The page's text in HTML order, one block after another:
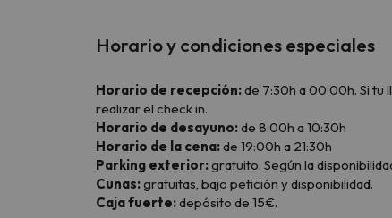
Horario y condiciones especiales
Horario de recepción:de 7:30h a 00:00h. Si tu
realizar el check in.
Horario de desayuno:de 8:00h a 10:30h
Horario de la cena:de 19:00h a 21:30h
Parking exterior:gratuito. Según la
Cunas:gratuitas, bajo petición y disponibilidad.
Caja fuerte:depósito de 15€.